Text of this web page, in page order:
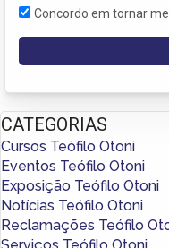
Concordo em tornar
CATEGORIAS
Cursos Teófilo Otoni
Eventos Teófilo Otoni
Exposição Teófilo Otoni
Notícias Teófilo Otoni
Reclamações Teófilo